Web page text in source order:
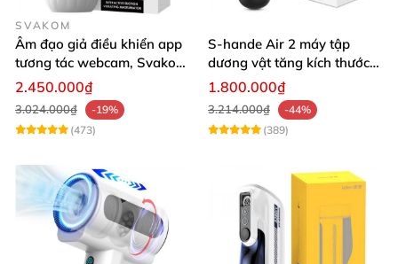
SVAKOM
Âm đạo giả điều khiển app
tương tác webcam, Svakom
Sam Neo
2.450.000₫
3.024.000₫
-19%
(473)
S-hande Air 2 máy tập
dương vật tăng kích thước
tự động cao cấp
1.800.000₫
3.214.000₫
-44%
(389)